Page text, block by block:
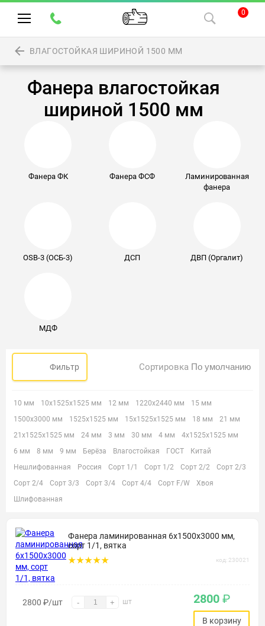
0
ВЛАГОСТОЙКАЯ ШИРИНОЙ 1500 ММ
Фанера влагостойкая
шириной 1500 мм
Фанера ФК Фанера ФСФ
Ламинированная
фанера
OSB-3 (ОСБ-3) ДСП ДВП (Оргалит)
МДФ
Фильтр Сортировка
10 мм 10х1525х1525 мм 12 мм 1220х2440 мм
15 мм
1500х3000 мм
1525х1525 мм 15х1525х1525 мм 18 мм
21 мм
21х1525х1525 мм
24 мм 3 мм 30 мм 4 мм
4х1525х1525 мм
6 мм
8 мм 9 мм Берёза Влагостойкая ГОСТ
Китай
Нешлифованная
Россия Сорт 1/1 Сорт 1/2 Сорт 2/2
Сорт 2/3
Сорт 2/4
Сорт 3/3 Сорт 3/4 Сорт 4/4 Сорт F/W
Хвоя
Шлифованная
Фанера ламинированная 6х1500х3000 мм,
сорт 1/1, вятка
код: 230021
2800 ₽/шт - + шт 2800 ₽
В корзину